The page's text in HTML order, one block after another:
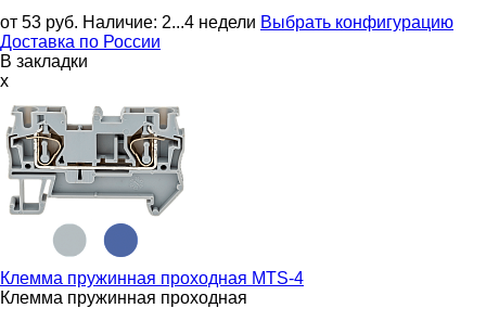
от 53 руб. Наличие: 2...4 недели Выбрать конфигурацию
Доставка по России
В закладки
x
Клемма пружинная проходная MTS-4
Клемма пружинная проходная